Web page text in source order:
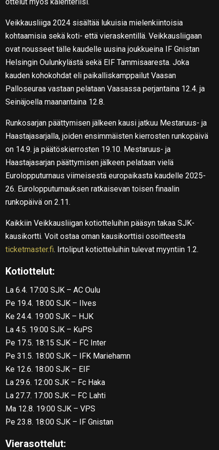
Veikkausliiga 2024 sisältää lukuisia mielenkiintoisia
kohtaamisia sekä koti- että vieraskentillä. Veikkausliigaan
ovat nousseet tälle kaudelle uusina joukkueina IF Gnistan
Helsingin Oulunkylästä sekä EIF Tammisaaresta. Joka
kauden kohokohdat eli paikalliskamppailut Vaasan
Palloseuraa vastaan pelataan Vaasassa perjantaina 12.4. ja
Seinäjoella maanantaina 12.8.
Runkosarjan päättymisen jälkeen kausi jatkuu Mestaruus- ja
Haastajasarjalla, joiden ensimmäisten kierrosten runkopäivä
on 14.9. ja päätöskierrosten 19.10. Mestaruus- ja
Haastajasarjan päättymisen jälkeen pelataan vielä
Eurolopputurnaus viimeisestä europaikasta kaudelle 2025-
26. Eurolopputurnauksen ratkaisevan toisen finaalin
runkopäivä on 2.11.
Kaikkiin Veikkausliigan kotiotteluihin pääsyn takaa SJK-
kausikortti. Voit ostaa oman kausikorttisi osoitteesta
ticketmaster.fi. Irtoliput kotiotteluihin tulevat myyntiin 1.2.
Kotiottelut:
La 6.4. 17:00 SJK – AC Oulu
Pe 19.4. 18:00 SJK – Ilves
Ke 24.4. 19:00 SJK – HJK
La 4.5. 19:00 SJK – KuPS
Pe 17.5. 18:15 SJK – FC Inter
Pe 31.5. 18:00 SJK – IFK Mariehamn
Ke 12.6. 18:00 SJK – EIF
La 29.6. 12:00 SJK – Fc Haka
La 27.7. 17:00 SJK – FC Lahti
Ma 12.8. 19:00 SJK – VPS
Pe 23.8. 18:00 SJK – IF Gnistan
Vierasottelut: